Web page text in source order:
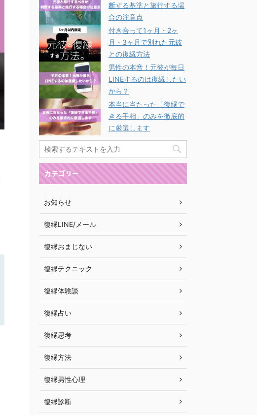
断する基準と旅行する場
合の注意点
付き合って1ヶ月・2ヶ
月・3ヶ月で別れた元彼
との復縁方法
男性の本音！元彼が毎日
LINEするのは復縁したい
から？
本当に当たった「復縁で
きる手相」のみを徹底的
に厳選します
カテゴリー
お知らせ
復縁LINE/メール
復縁おまじない
復縁テクニック
復縁体験談
復縁占い
復縁思考
復縁方法
復縁男性心理
復縁診断